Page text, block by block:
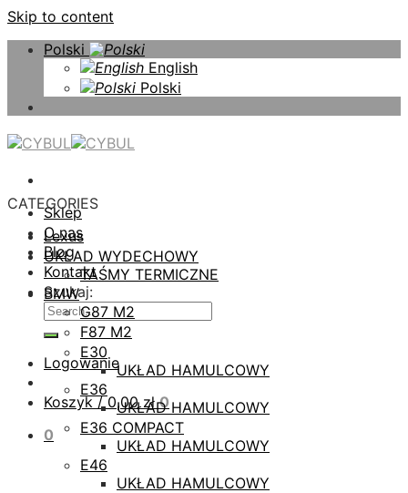
Skip to content
Polski
English
Polski
Sklep
O nas
Blog
Kontakt
Szukaj:
Logowanie
Koszyk /0,00zł 0
0
CATEGORIES
Lexus
UKŁAD WYDECHOWY
TAŚMY TERMICZNE
BMW
G87 M2
F87 M2
E30
UKŁAD HAMULCOWY
E36
UKŁAD HAMULCOWY
E36 COMPACT
UKŁAD HAMULCOWY
E46
UKŁAD HAMULCOWY